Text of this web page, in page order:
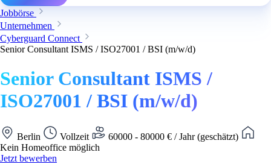
Jobbörse
Unternehmen
Cyberguard Connect
Senior Consultant ISMS / ISO27001 / BSI (m/w/d)
Senior Consultant ISMS /
ISO27001 / BSI (m/w/d)
Berlin Vollzeit
60000 - 80000 € / Jahr (geschätzt)
Kein Homeoffice möglich
Jetzt bewerben